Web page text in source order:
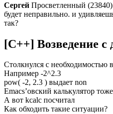
Сергей Просветленный
будет неправильно. и
так?
[C++] Возведение с
Столкнулся с необходимостью
Например -2^2.3
pow( -2, 2.3 ) выдает non
Emacs’oвский калькулятор
А вот kcalc посчитал
Как обходить такие ситуации?